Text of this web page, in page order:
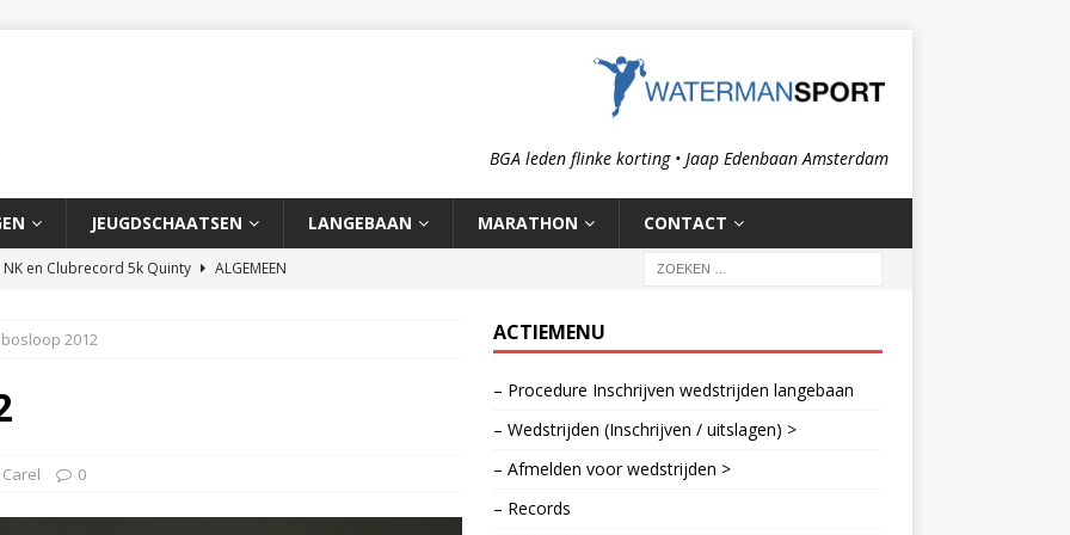
BGA leden flinke korting • Jaap Edenbaan Amsterdam
JEUGDSCHAATSEN LANGEBAAN MARATHON CONTACT
en Clubrecord 5k Quinty
ALGEMEEN
1500m Meike Ketelaars
op de 700m: Meike en Sjors
2012
0
ACTIEMENU
– Procedure Inschrijven wedstrijden langebaan
– Wedstrijden (Inschrijven / uitslagen) >
– Afmelden voor wedstrijden >
– Records